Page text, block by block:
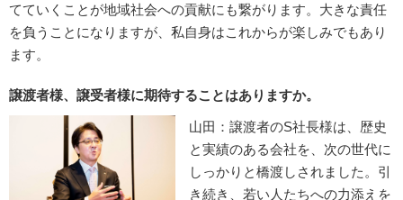
てていくことが地域社会への貢献にも繋がります。大きな責任
を負うことになりますが、私自身はこれからが楽しみでもあり
ます。
譲渡者様、譲受者様に期待することはありますか。
山田：譲渡者のS社長様は、歴史
と実績のある会社を、次の世代に
しっかりと橋渡しされました。引
き続き、若い人たちへの力添えを